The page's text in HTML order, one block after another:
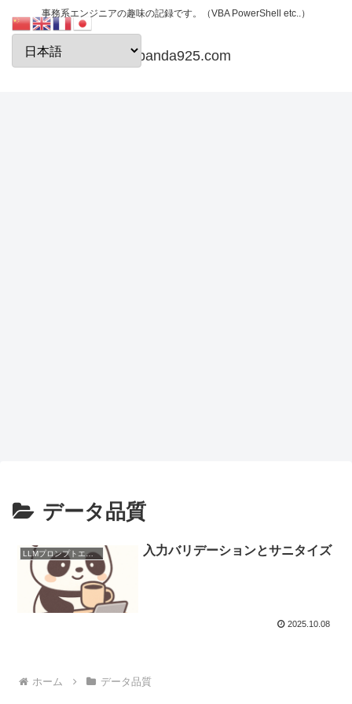
事務系エンジニアの趣味の記録です。（VBA PowerShell etc..）
papanda925.com
データ品質
LLMプロンプトエンジニアリング 入力バリデーションとサニタイズ
2025.10.08
ホーム データ品質